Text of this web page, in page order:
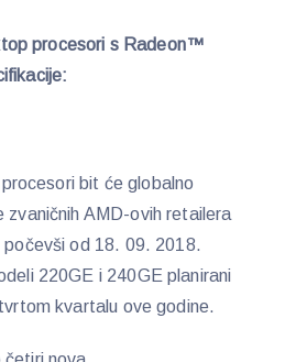
procesori s Radeon™
bit će globalno
zvaničnih AMD-ovih retailera
od 18. 09. 2018.
220GE i 240GE planirani
kvartalu ove godine.